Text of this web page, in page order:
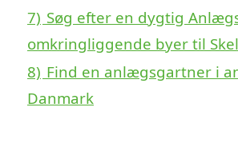
7) Søg efter en dygtig
omkringliggende byer til
8) Find en anlægsgartner i
Danmark